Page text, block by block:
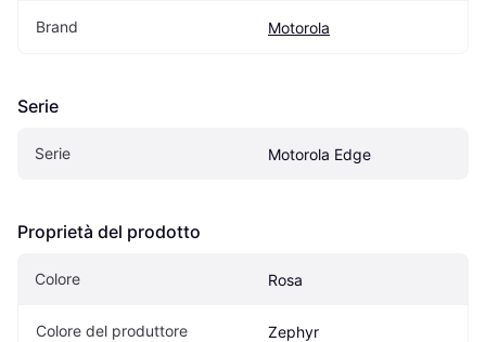
Brand Motorola
Serie
Serie Motorola Edge
Proprietà del prodotto
Colore Rosa
Colore del produttore Zephyr